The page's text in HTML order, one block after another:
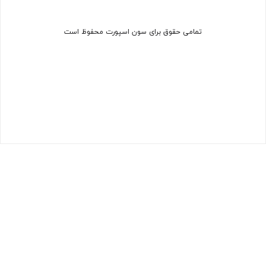
تمامی حقوق برای سون اسپورت محفوظ است